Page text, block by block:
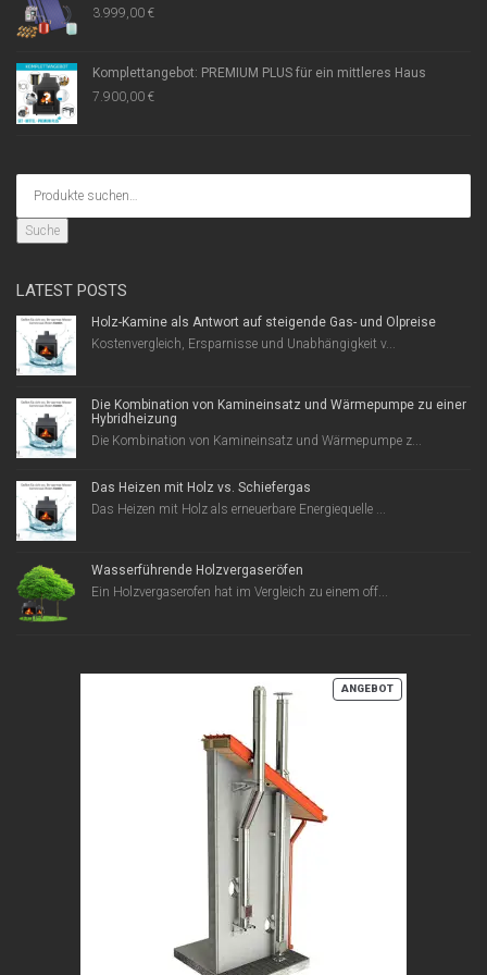
3.999,00 €
Komplettangebot: PREMIUM PLUS für ein mittleres Haus
7.900,00 €
Suche
LATEST POSTS
Holz-Kamine als Antwort auf steigende Gas- und Ölpreise
Kostenvergleich, Ersparnisse und Unabhängigkeit v...
Die Kombination von Kamineinsatz und Wärmepumpe zu einer
Hybridheizung
Die Kombination von Kamineinsatz und Wärmepumpe z...
Das Heizen mit Holz vs. Schiefergas
Das Heizen mit Holz als erneuerbare Energiequelle ...
Wasserführende Holzvergaseröfen
Ein Holzvergaserofen hat im Vergleich zu einem off...
ANGEBOTPRODUKT
IM